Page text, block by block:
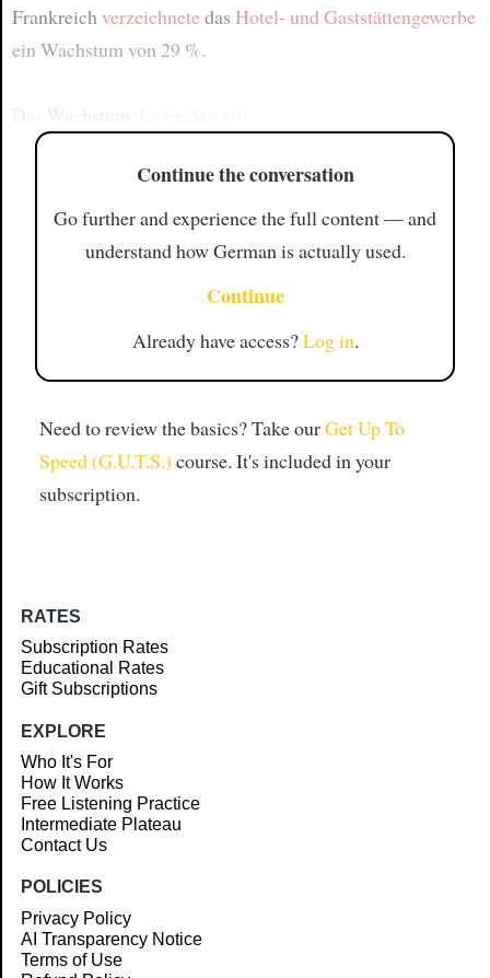
Frankreichverzeichnetedas Hotel- und Gaststättengewerbe
ein Wachstum von 29 %.
Continue the conversation
Go further and experience the full content — and
understand how German is actually used.
Continue
Already have access?Log in.
Need to review the basics? Take ourGet Up To
Speed (G.U.T.S.) course. It's included in your
subscription.
RATES
Subscription Rates
Educational Rates
Gift Subscriptions
EXPLORE
Who It's For
How It Works
Free Listening Practice
Intermediate Plateau
Contact Us
POLICIES
Privacy Policy
AI Transparency Notice
Terms of Use